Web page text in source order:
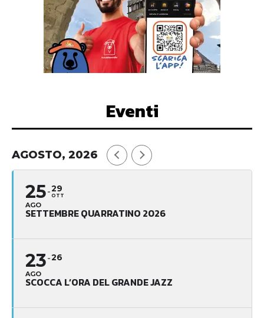
Eventi
AGOSTO, 2026
25
AGO
29
OTT
SETTEMBRE QUARRATINO 2026
23
AGO
26
SCOCCA L’ORA DEL GRANDE JAZZ